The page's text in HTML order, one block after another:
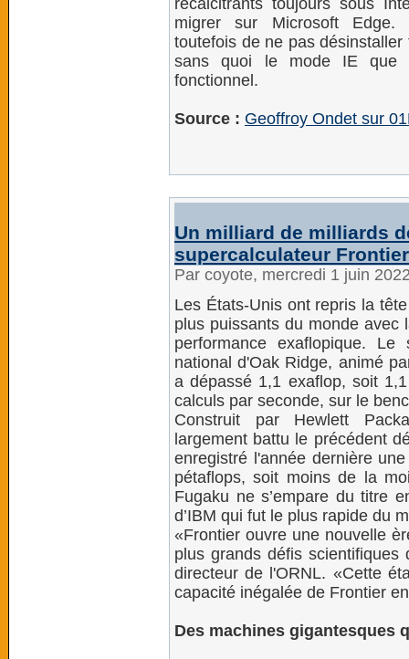
récalcitrants toujours sous
migrer sur Microsoft Edge.
toutefois de ne pas
sans quoi le mode IE que
fonctionnel.
Source : Geoffroy Ondet sur
Un milliard de milliards
supercalculateur
Par coyote, mercredi 1 juin
Les États-Unis ont repris la
plus puissants du monde avec
performance exaflopique. Le
national d'Oak Ridge, animé
a dépassé 1,1 exaflop, soit
calculs par seconde, sur le
Construit par Hewlett
largement battu le précédent
enregistré l'année dernière
pétaflops, soit moins de la
Fugaku ne s’empare du titre
d’IBM qui fut le plus rapide du
«Frontier ouvre une nouvelle
plus grands défis
directeur de l'ORNL. «Cette
capacité inégalée de Frontier
Des machines gigantesques